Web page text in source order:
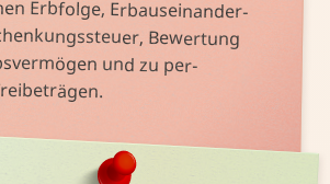
genommenen Erb­folge, Erb­aus­ein­ander­
von Betriebs­ver­mögen und zu per­